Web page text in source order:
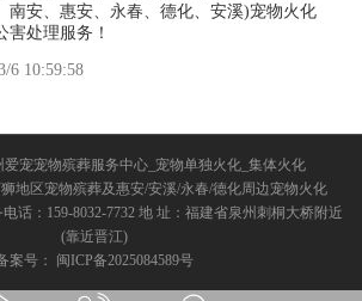
南安、惠安、永春、德化、安溪)宠物火化
害处理服务！
6 10:59:58
爱宠宠物殡葬服务中心_宠物单独火化_集体火化
地区宠物殡葬及惠安/安溪/永春/德化周边宠物火化
话：159-8032-7732 地 址：福建省泉州刺桐大桥附近
(靠近晋江)
案号： 闽ICP备2025084589号